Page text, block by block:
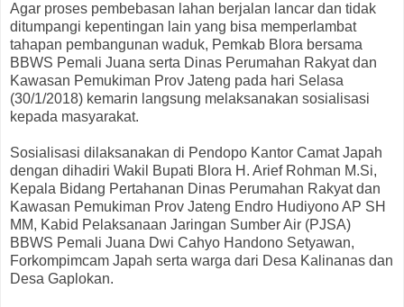
Agar proses pembebasan lahan berjalan lancar dan tidak
ditumpangi kepentingan lain yang bisa memperlambat
tahapan pembangunan waduk, Pemkab Blora bersama
BBWS Pemali Juana serta Dinas Perumahan Rakyat dan
Kawasan Pemukiman Prov Jateng pada hari Selasa
(30/1/2018) kemarin langsung melaksanakan sosialisasi
kepada masyarakat.
Sosialisasi dilaksanakan di Pendopo Kantor Camat Japah
dengan dihadiri Wakil Bupati Blora H. Arief Rohman M.Si,
Kepala Bidang Pertahanan Dinas Perumahan Rakyat dan
Kawasan Pemukiman Prov Jateng Endro Hudiyono AP SH
MM, Kabid Pelaksanaan Jaringan Sumber Air (PJSA)
BBWS Pemali Juana Dwi Cahyo Handono Setyawan,
Forkompimcam Japah serta warga dari Desa Kalinanas dan
Desa Gaplokan.